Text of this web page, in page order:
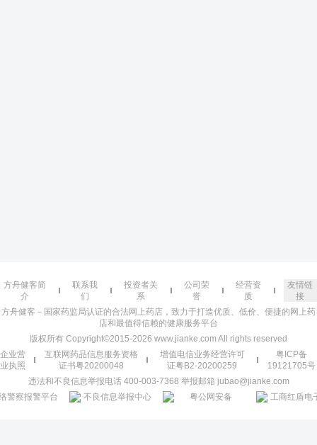
方舟健客简
介
联系我
们
投资者关
系
公司荣
誉
经营资
质
友情链
接
方舟健客－国家药监局认证的合法网上药店，致力于打造优质、低价、便捷的网上药
店和最值得信赖的健康服务平台
版权所有 Copyright©2015-2026 www.jianke.com All rights reserved
企业营
业执照
互联网药品信息服务资格
证书粤20200048
增值电信业务经营许可
证粤B2-20200259
粤ICP备
19121705号
违法和不良信息举报电话 400-003-7368 举报邮箱 jubao@jianke.com